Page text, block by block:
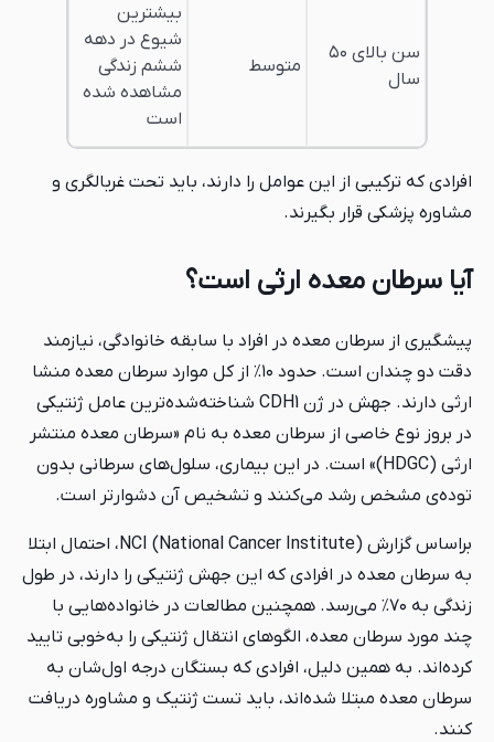
سن بالای ۵۰
سال
متوسط
بیشترین
شیوع در دهه
ششم زندگی
مشاهده شده
است
افرادی که ترکیبی از این عوامل را دارند، باید تحت غربالگری و
مشاوره پزشکی قرار بگیرند.
آیا سرطان معده ارثی است؟
پیشگیری از سرطان معده در افراد با سابقه خانوادگی، نیازمند
دقت دو چندان است. حدود ۱۰٪ از کل موارد سرطان معده منشا
ارثی دارند. جهش در ژن CDH1 شناخته‌شده‌ترین عامل ژنتیکی
در بروز نوع خاصی از سرطان معده به نام «سرطان معده منتشر
ارثی (HDGC)» است. در این بیماری، سلول‌های سرطانی بدون
توده‌ی مشخص رشد می‌کنند و تشخیص آن دشوارتر است.
براساس گزارش NCI (National Cancer Institute)، احتمال ابتلا
به سرطان معده در افرادی که این جهش ژنتیکی را دارند، در طول
زندگی به ۷۰٪ می‌رسد. همچنین مطالعات در خانواده‌هایی با
چند مورد سرطان معده، الگوهای انتقال ژنتیکی را به‌خوبی تایید
کرده‌اند. به همین دلیل، افرادی که بستگان درجه اول‌شان به
سرطان معده مبتلا شده‌اند، باید تست ژنتیک و مشاوره دریافت
کنند.